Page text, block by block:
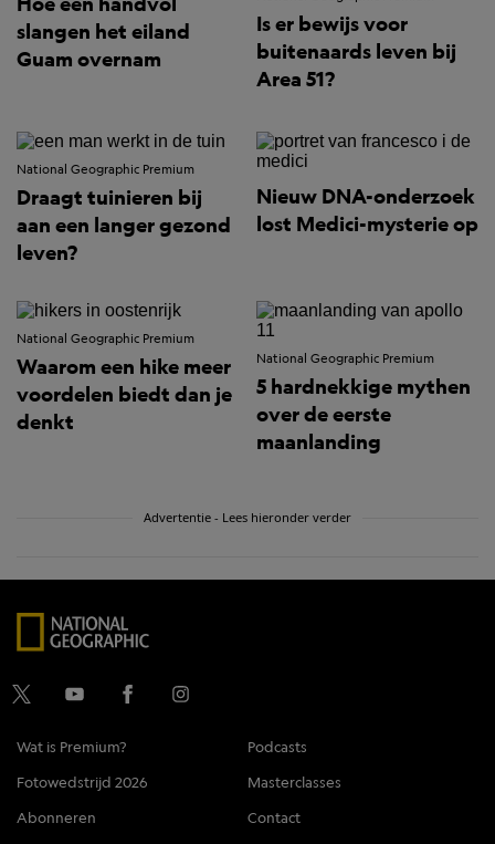
slangen het eiland
Guam overnam
Is er bewijs voor
buitenaards leven bij
Area 51?
National Geographic Premium
Draagt tuinieren bij
aan een langer gezond
leven?
Nieuw DNA-onderzoek
lost Medici-mysterie op
National Geographic Premium
Waarom een hike meer
voordelen biedt dan je
denkt
National Geographic Premium
5 hardnekkige mythen
over de eerste
maanlanding
Advertentie - Lees hieronder verder
Wat is Premium?
Podcasts
Fotowedstrijd 2026
Masterclasses
Abonneren
Contact